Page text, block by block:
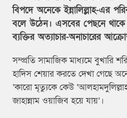
বিপদে অনেকে ইন্নালিল্লাহ-এর
বলে উঠেন। এসবের পেছনে
ব্যক্তির অত্যাচার-অনাচারের
সম্প্রতি সামাজিক মাধ্যমে বুখারি
হাদিস শেয়ার করতে দেখা গেছে
‘কারো মৃত্যুকে কেউ
জাহান্নাম ওয়াজিব হয়ে যায়’।